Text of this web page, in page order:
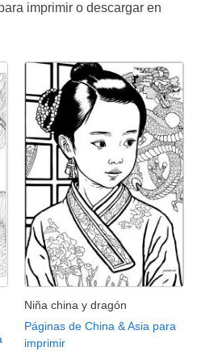
imprimir o descargar en
Niña china y dragón
Páginas de China & Asia para
imprimir